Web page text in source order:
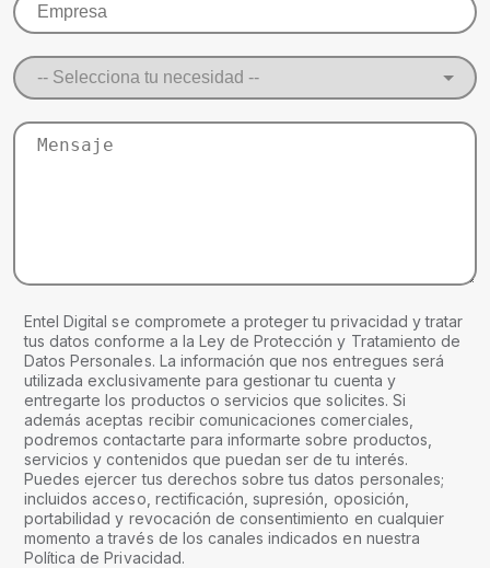
Entel Digital se compromete a proteger tu privacidad y tratar
tus datos conforme a la Ley de Protección y Tratamiento de
Datos Personales. La información que nos entregues será
utilizada exclusivamente para gestionar tu cuenta y
entregarte los productos o servicios que solicites. Si
además aceptas recibir comunicaciones comerciales,
podremos contactarte para informarte sobre productos,
servicios y contenidos que puedan ser de tu interés.
Puedes ejercer tus derechos sobre tus datos personales;
incluidos acceso, rectificación, supresión, oposición,
portabilidad y revocación de consentimiento en cualquier
momento a través de los canales indicados en nuestra
Política de Privacidad.